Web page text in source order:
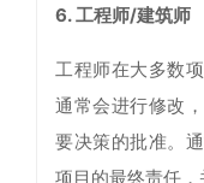
6. 工程师/建筑师
工程师在大多数
通常会进行修改
要决策的批准。
项目的最终责任，